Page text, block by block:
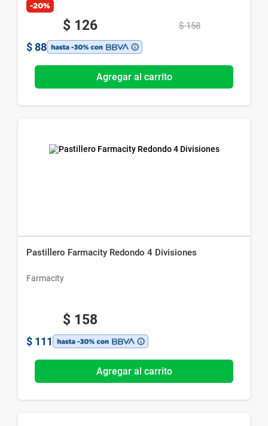
-20%
$ 126 $ 158
$ 88
Agregar al carrito
Pastillero Farmacity Redondo 4 Divisiones
Farmacity
$ 158
$ 111
Agregar al carrito